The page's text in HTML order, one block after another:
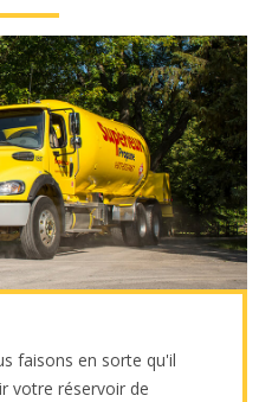
faisons en sorte qu'il
votre réservoir de